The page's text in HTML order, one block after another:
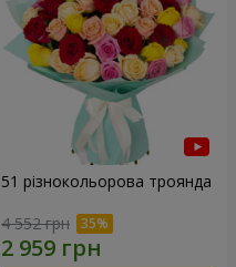
51 різнокольорова троянда
4 552 грн